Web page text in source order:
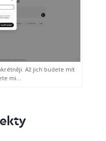
Až jich budete mít
mi…